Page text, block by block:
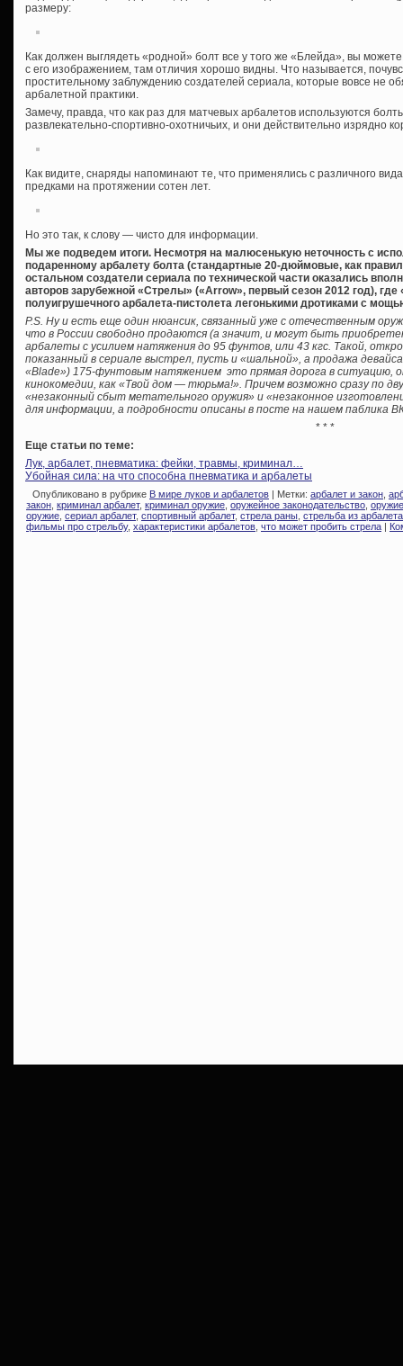
размеру:
Как должен выглядеть «родной» болт все у того же «Блейда», вы
с его изображением, там отличия хорошо видны. Что называется,
простительному заблуждению создателей сериала, которые вовсе не
арбалетной практики.
Замечу, правда, что как раз для матчевых арбалетов используются
развлекательно-спортивно-охотничьих, и они действительно изрядно
Как видите, снаряды напоминают те, что применялись с различного
предками на протяжении сотен лет.
Но это так, к слову — чисто для информации.
Мы же подведем итоги. Несмотря на малюсенькую неточность с
подаренному арбалету болта (стандартные 20-дюймовые, как
остальном создатели сериала по технической части оказались
авторов зарубежной «Стрелы» («Arrow», первый сезон 2012 год), где
полуигрушечного арбалета-пистолета легонькими дротиками с
P.S. Ну и есть еще один нюансик, связанный уже с отечественным
что в России свободно продаются (а значит, и могут быть
арбалеты с усилием натяжения до 95 фунтов, или 43 кгс. Такой,
показанный в сериале выстрел, пусть и «шальной», а продажа
«Blade») 175-фунтовым натяжением это прямая дорога в ситуацию,
кинокомедии, как «Твой дом — тюрьма!». Причем возможно сразу по
«незаконный сбыт метательного оружия» и «незаконное
для информации, а подробности описаны в посте на нашем паблика
* * *
Еще статьи по теме:
Лук, арбалет, пневматика: фейки, травмы, криминал…
Убойная сила: на что способна пневматика и арбалеты
Опубликовано в рубрике В мире луков и арбалетов | Метки: арбалет и закон
закон криминал арбалет, криминал оружие оружейное законодательство
оружие сериал арбалет, спортивный арбалет, стрела раны стрельба из арбалета
фильмы про стрельбу, характеристики арбалетов что может пробить стрела